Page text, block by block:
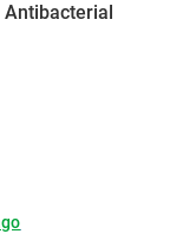
Antibacterial